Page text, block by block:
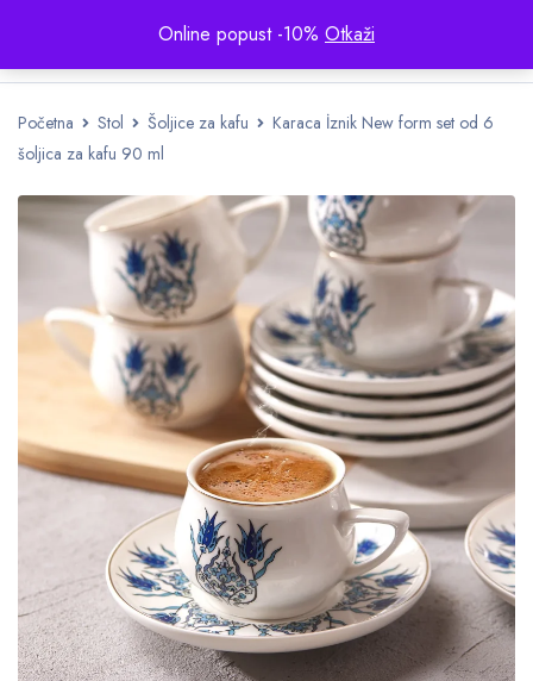
Online popust -10% Otkaži
Početna Stol Šoljice za kafu
Karaca İznik New form set od 6
šoljica za kafu 90 ml